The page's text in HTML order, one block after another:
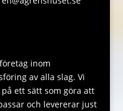
inom
av alla slag. Vi
ett sätt som göra att
och levererar just